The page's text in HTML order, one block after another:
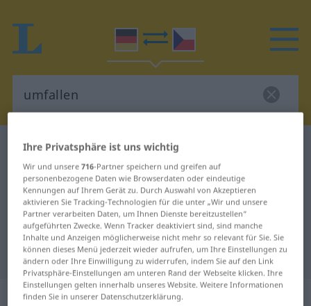
Deutsch-Tschechisch Wörterbuch
Deutsch-Tschechisch Übersetzung
für "umfallen"
"umfallen" Tschechisch
Übersetzung
„umfallen“
Ihre Privatsphäre ist uns wichtig
Wir und unsere716-Partner speichern und greifen auf
personenbezogene Daten wie Browserdaten oder eindeutige
Kennungen auf Ihrem Gerät zu. Durch Auswahl von Akzeptieren
aktivieren Sie Tracking-Technologien für die unter „Wir und unsere
Partner verarbeiten Daten, um Ihnen Dienste bereitzustellen“
aufgeführten Zwecke. Wenn Tracker deaktiviert sind, sind manche
Inhalte und Anzeigen möglicherweise nicht mehr so relevant für Sie. Sie
können dieses Menü jederzeit wieder aufrufen, um Ihre Einstellungen zu
ändern oder Ihre Einwilligung zu widerrufen, indem Sie auf den Link
Privatsphäre-Einstellungen am unteren Rand der Webseite klicken. Ihre
Einstellungen gelten innerhalb unseres Website. Weitere Informationen
finden Sie in unserer Datenschutzerklärung.